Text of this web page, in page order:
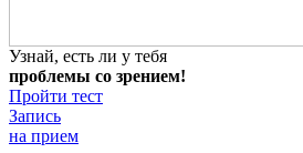
Узнай, есть ли у тебя
проблемы со зрением!
Пройти тест
Запись
на прием